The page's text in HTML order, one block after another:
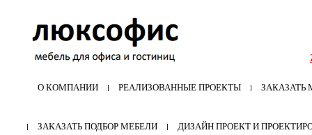
О КОМПАНИИ РЕАЛИЗОВАННЫЕ ПРОЕКТЫ ЗАКАЗАТЬ
ЗАКАЗАТЬ ПОДБОР МЕБЕЛИ ДИЗАЙН ПРОЕКТ И